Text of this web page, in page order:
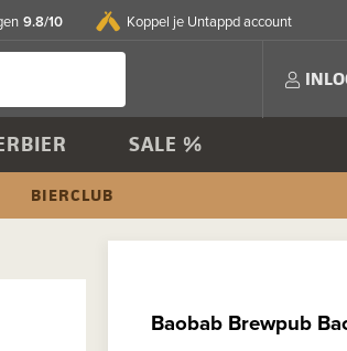
9.8/10 Koppel je Untappd account
SALE %
BIERCLUB
Baobab Brewpub